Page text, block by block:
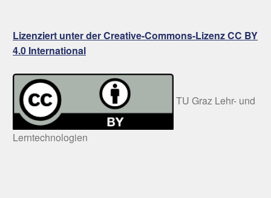
Lizenziert unter der Creative-Commons-Lizenz CC BY
4.0 International
TU Graz Lehr- und
Lerntechnologien